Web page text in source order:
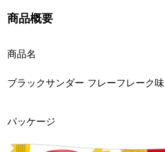
商品概要
商品名
ブラックサンダー フレーフレーク味
パッケージ